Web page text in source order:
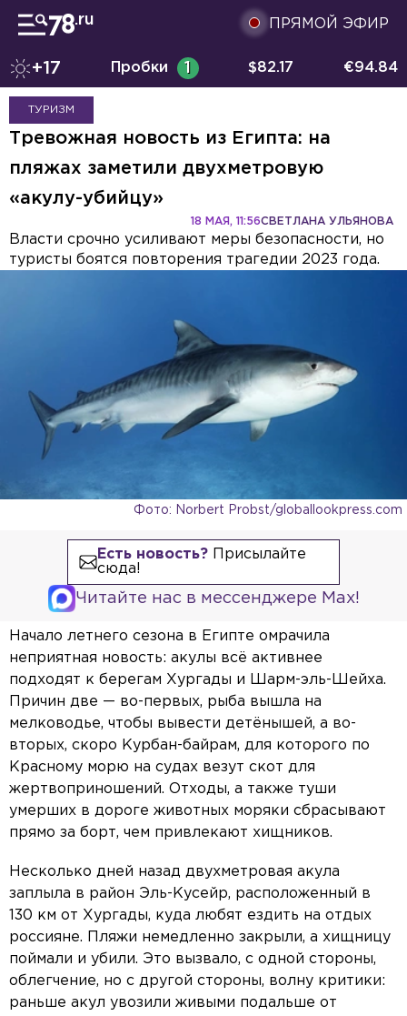
ПРЯМОЙ ЭФИР
+17 Пробки 1 $82.17 €94.84
ТУРИЗМ
Тревожная новость из Египта: на
пляжах заметили двухметровую
«акулу-убийцу»
СВЕТЛАНА УЛЬЯНОВА
18 МАЯ, 11:56
Власти срочно усиливают меры безопасности, но
туристы боятся повторения трагедии 2023 года.
Фото: Norbert Probst/globallookpress.com
Есть новость?Присылайте
сюда!
Читайте нас в мессенджере Max!
Начало летнего сезона в Египте омрачила
неприятная новость: акулы всё активнее
подходят к берегам Хургады и Шарм-эль-Шейха.
Причин две — во-первых, рыба вышла на
мелководье, чтобы вывести детёнышей, а во-
вторых, скоро Курбан-байрам, для которого по
Красному морю на судах везут скот для
жертвоприношений. Отходы, а также туши
умерших в дороге животных моряки сбрасывают
прямо за борт, чем привлекают хищников.
Несколько дней назад двухметровая акула
заплыла в район Эль-Кусейр, расположенный в
130 км от Хургады, куда любят ездить на отдых
россияне. Пляжи немедленно закрыли, а хищницу
поймали и убили. Это вызвало, с одной стороны,
облегчение, но с другой стороны, волну критики:
раньше акул увозили живыми подальше от